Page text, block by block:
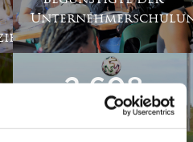
2 608
Begünstigte